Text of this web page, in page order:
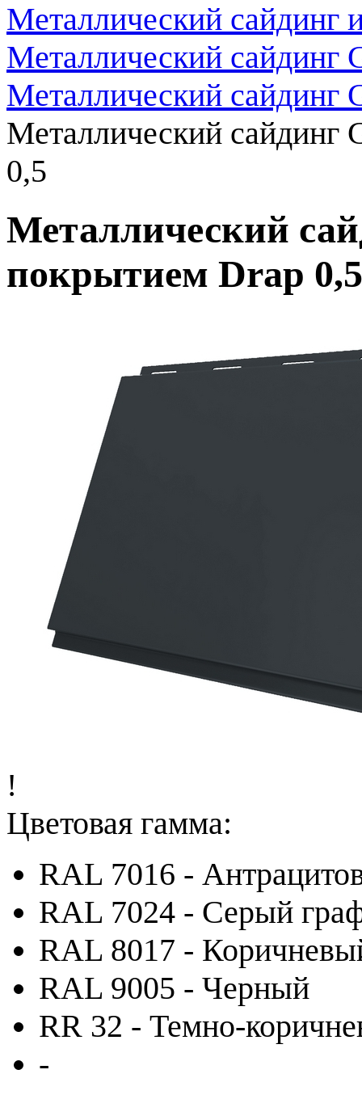
Металлический сайдинг
Металлический сайдинг
Металлический сайдинг
Металлический сайдинг
0,5
Металлический
покрытием Drap 0,5
!
Цветовая гамма:
RAL 7016 -
RAL 7024 - Серый
RAL 8017 -
RAL 9005 - Черный
RR 32 - Темно-
-